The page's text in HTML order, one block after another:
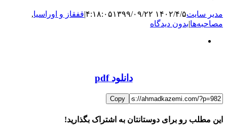
مدیر سایت۱۴۰۲/۴/۵ ۴:۱۸:۰۵ ۱۳۹۹/۰۹/۲۲ |قفقاز و اوراسیا,
مصاحبه‌ها|بدون دیدگاه
دانلود pdf
Copy
این مطلب رو برای دوستانتان به اشتراک بگذارید!